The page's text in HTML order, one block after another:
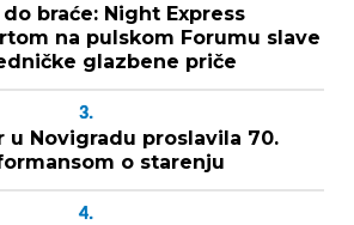
braće: Night Express
na pulskom Forumu slave
glazbene priče
3.
u Novigradu proslavila 70.
o starenju
4.